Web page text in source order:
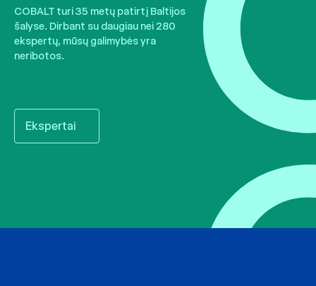
COBALT turi 35 metų patirtį Baltijos
šalyse. Dirbant su daugiau nei 280
ekspertų, mūsų galimybės yra
neribotos.
Ekspertai